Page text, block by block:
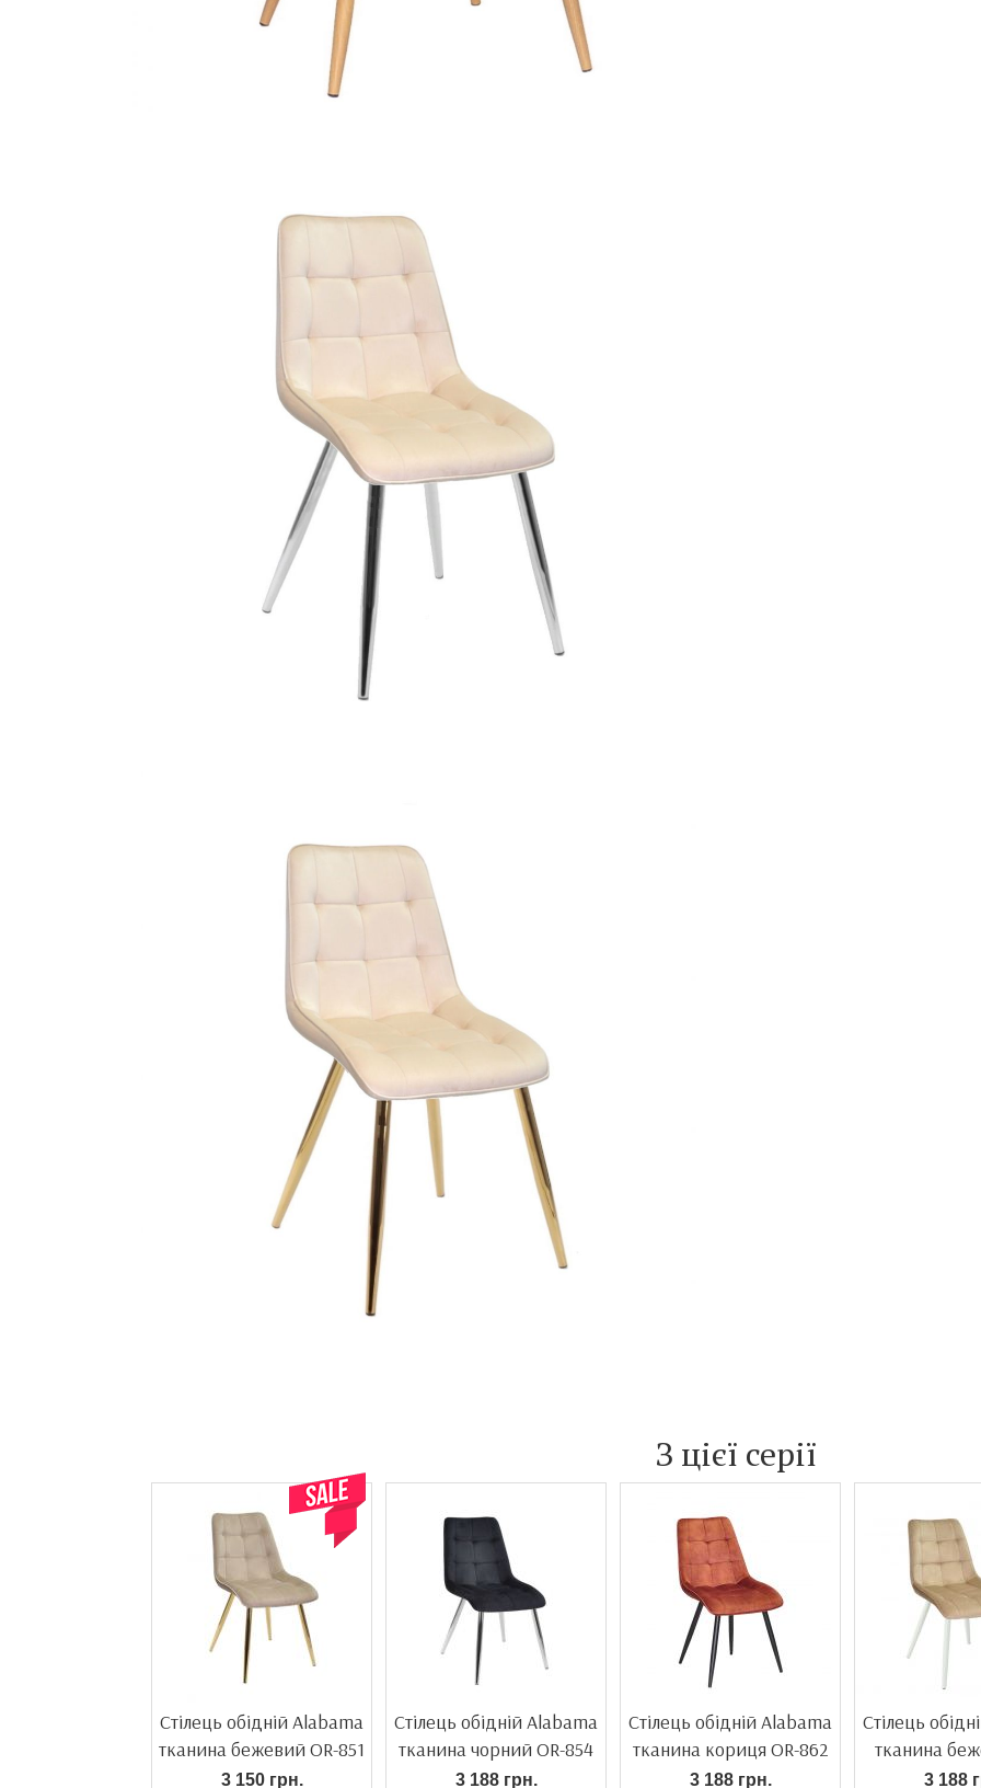
З цієї серії
Стілець обідній Alabama
тканина бежевий OR-851
3 150 грн.
Стілець обідній Alabama
тканина чорний OR-854
3 188 грн.
Стілець обідній Alabama
тканина кориця OR-862
3 188 грн.
Стілець
тканина
604
3 188